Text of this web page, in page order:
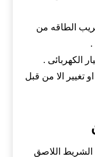
الطاقه من
.
الكهربائى .
تغيير الا من قبل
الشريط اللاصق